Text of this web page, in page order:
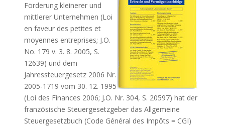
Förderung kleinerer und
mittlerer Unternehmen (Loi
en faveur des petites et
moyennes entreprises; J.O.
No. 179 v. 3. 8. 2005, S.
12639) und dem
Jahressteuergesetz 2006 Nr.
2005-1719 vom 30. 12. 1995
(Loi des Finances 2006; J.O. Nr. 304, S. 20597) hat der
französische Steuergesetzgeber das Allgemeine
Steuergesetzbuch (Code Général des Impôts = CGI)